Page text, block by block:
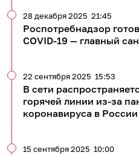
Роспотребнадзор
COVID-19 — главный
28 декабря 2025 21:45
В сети
горячей линии из-за
коронавируса в России
22 сентября 2025 15:53
15 сентября 2025 10:00